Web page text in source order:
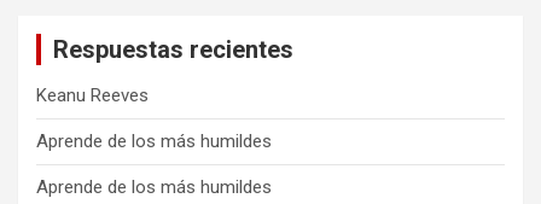
Respuestas recientes
Keanu Reeves
Aprende de los más humildes
Aprende de los más humildes